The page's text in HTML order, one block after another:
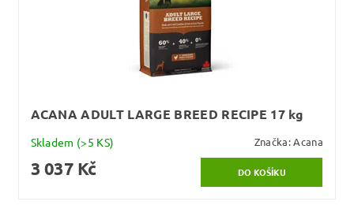
ACANA ADULT LARGE BREED RECIPE 17 kg
Skladem (>5 KS) Značka:Acana
3 037 Kč